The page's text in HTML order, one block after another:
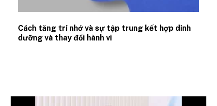
Cách tăng trí nhớ và sự tập trung kết hợp dinh
dưỡng và thay đổi hành vi